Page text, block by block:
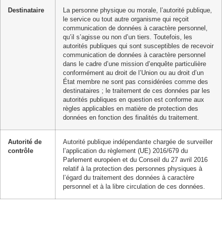
Destinataire
La personne physique ou morale, l’autorité publique,
le service ou tout autre organisme qui reçoit
communication de données à caractère personnel,
qu’il s’agisse ou non d’un tiers. Toutefois, les
autorités publiques qui sont susceptibles de recevoir
communication de données à caractère personnel
dans le cadre d’une mission d’enquête particulière
conformément au droit de l’Union ou au droit d’un
État membre ne sont pas considérées comme des
destinataires ; le traitement de ces données par les
autorités publiques en question est conforme aux
règles applicables en matière de protection des
données en fonction des finalités du traitement.
Autorité de
contrôle
Autorité publique indépendante chargée de surveiller
l’application du règlement (UE) 2016/679 du
Parlement européen et du Conseil du 27 avril 2016
relatif à la protection des personnes physiques à
l’égard du traitement des données à caractère
personnel et à la libre circulation de ces données.